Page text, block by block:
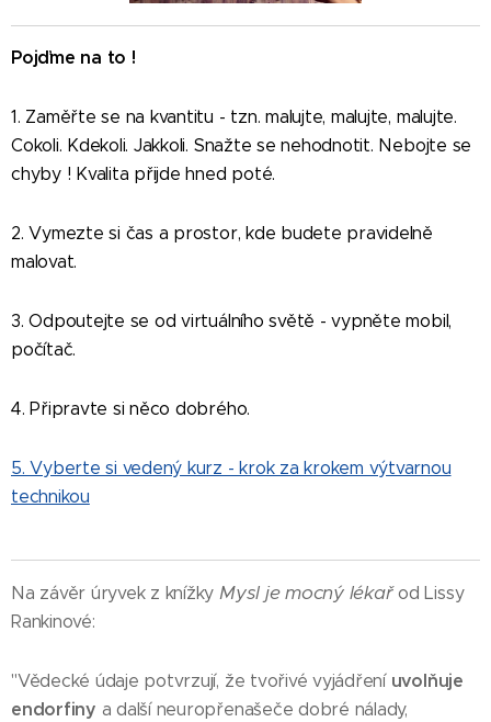
Pojďme na to !
1. Zaměřte se na kvantitu - tzn. malujte, malujte, malujte.
Cokoli. Kdekoli. Jakkoli. Snažte se nehodnotit. Nebojte se
chyby ! Kvalita přijde hned poté.
2. Vymezte si čas a prostor, kde budete pravidelně
malovat.
3. Odpoutejte se od virtuálního světě - vypněte mobil,
počítač.
4. Připravte si něco dobrého.
5. Vyberte si vedený kurz - krok za krokem výtvarnou
technikou
Na závěr úryvek z knížky Mysl je mocný lékařod Lissy
Rankinové:
"Vědecké údaje potvrzují, že tvořivé vyjádření uvolňuje
endorfiny a další neuropřenašeče dobré nálady,